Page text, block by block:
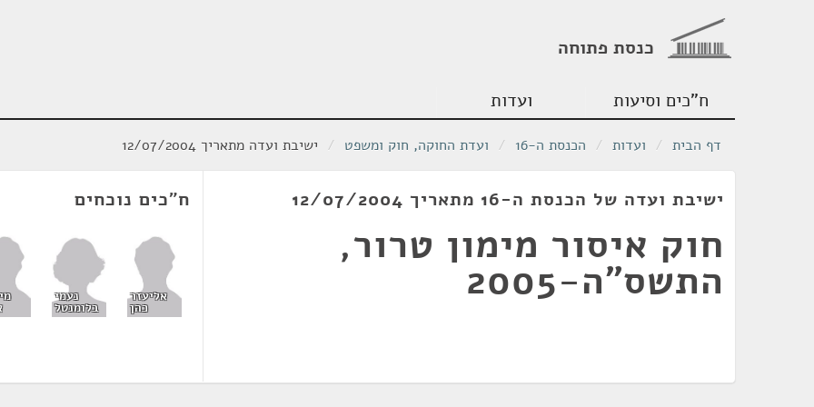
כנסת פתוחה
ח"כים וסיעות ועדות
דף הבית / ועדות / הכנסת ה-16 / ועדת החוקה, חוק ומשפט / ישיבת ועדה מתאריך 12/07/2004
ישיבת ועדה של הכנסת ה-16 מתאריך 12/07/2004
חוק איסור מימון טרור,
התשס"ה-2005
ח"כים נוכחים
אליעזר
כהן
נעמי
בלומנטל